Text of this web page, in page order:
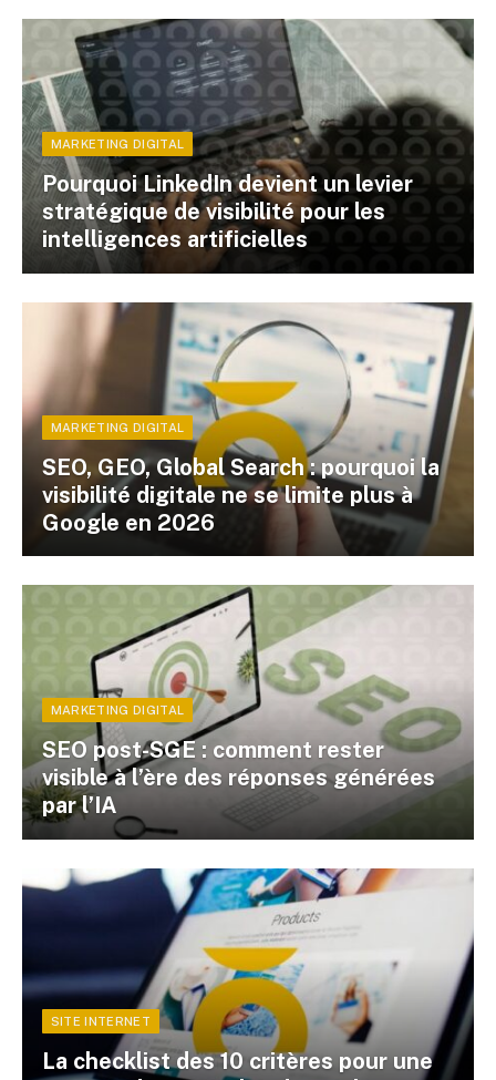
MARKETING DIGITAL
Pourquoi LinkedIn devient un levier
stratégique de visibilité pour les
intelligences artificielles
MARKETING DIGITAL
SEO, GEO, Global Search : pourquoi la
visibilité digitale ne se limite plus à
Google en 2026
MARKETING DIGITAL
SEO post-SGE : comment rester
visible à l’ère des réponses générées
par l’IA
SITE INTERNET
La checklist des 10 critères pour une